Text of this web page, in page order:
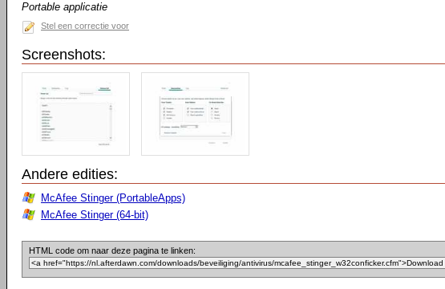
Portable applicatie
Stel een correctie voor
Screenshots:
Andere edities:
McAfee Stinger (PortableApps)
McAfee Stinger (64-bit)
HTML code om naar deze pagina te linken: